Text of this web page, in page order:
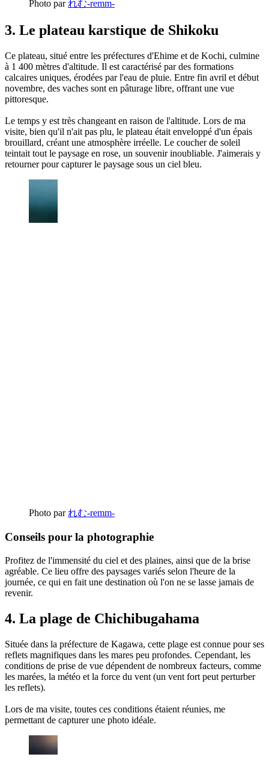
Photo parれむ-remm-
3. Le plateau karstique de Shikoku
Ce plateau, situé entre les préfectures d'Ehime et de Kochi, culmine
à 1 400 mètres d'altitude. Il est caractérisé par des formations
calcaires uniques, érodées par l'eau de pluie. Entre fin avril et début
novembre, des vaches sont en pâturage libre, offrant une vue
pittoresque.
Le temps y est très changeant en raison de l'altitude. Lors de ma
visite, bien qu'il n'ait pas plu, le plateau était enveloppé d'un épais
brouillard, créant une atmosphère irréelle. Le coucher de soleil
teintait tout le paysage en rose, un souvenir inoubliable. J'aimerais y
retourner pour capturer le paysage sous un ciel bleu.
Photo parれむ-remm-
Conseils pour la photographie
Profitez de l'immensité du ciel et des plaines, ainsi que de la brise
agréable. Ce lieu offre des paysages variés selon l'heure de la
journée, ce qui en fait une destination où l'on ne se lasse jamais de
revenir.
4. La plage de Chichibugahama
Située dans la préfecture de Kagawa, cette plage est connue pour ses
reflets magnifiques dans les mares peu profondes. Cependant, les
conditions de prise de vue dépendent de nombreux facteurs, comme
les marées, la météo et la force du vent (un vent fort peut perturber
les reflets).
Lors de ma visite, toutes ces conditions étaient réunies, me
permettant de capturer une photo idéale.